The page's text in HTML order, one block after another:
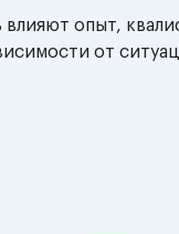
опыт,
от